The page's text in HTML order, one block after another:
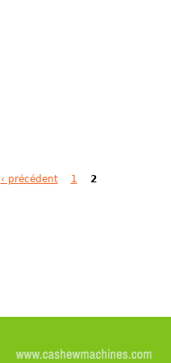
‹ précédent 1 2